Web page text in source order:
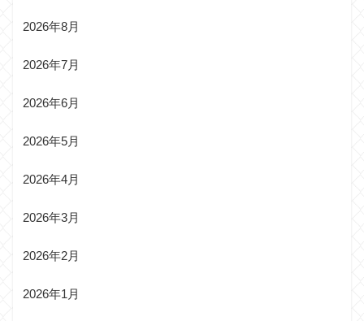
2026年8月
2026年7月
2026年6月
2026年5月
2026年4月
2026年3月
2026年2月
2026年1月